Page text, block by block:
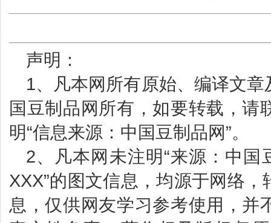
声明：
1、凡本网所有原始、编译文
国豆制品网所有，如要转载，请
明“信息来源：中国豆制品网”。
2、凡本网未注明“来源：中国
XXX”的图文信息，均源于网络
息，仅供网友学习参考使用，并